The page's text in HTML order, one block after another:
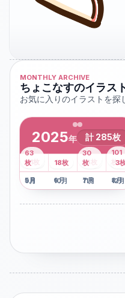
MONTHLY ARCHIVE
ちょこなすのイラス
お気に入りのイラストを探
2025年 計 285枚
1月
2枚 2月 3月 4月
8
5月
41 枚
6月
13枚
7月
6枚
8月
101
枚
9月
63
枚
10月
18枚
11月
30
枚
12月
3